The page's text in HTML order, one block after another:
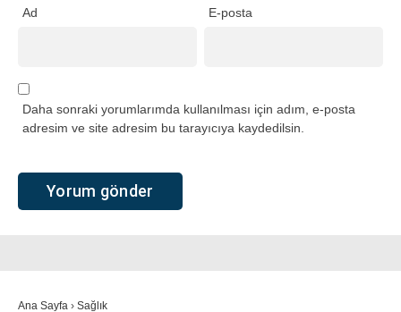
Ad E-posta
Daha sonraki yorumlarımda kullanılması için adım, e-posta
adresim ve site adresim bu tarayıcıya kaydedilsin.
Ana Sayfa › Sağlık